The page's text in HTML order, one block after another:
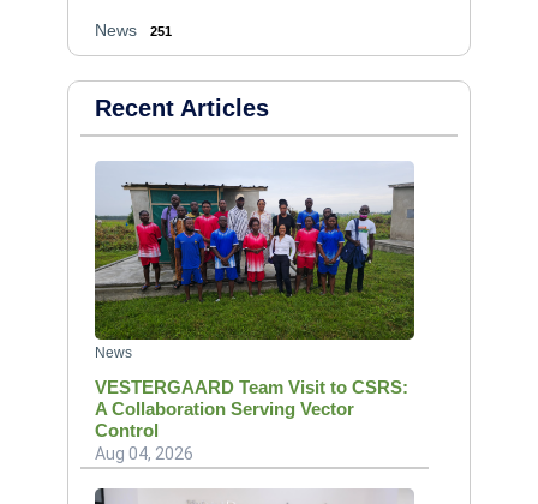
News 251
Recent Articles
News
VESTERGAARD Team Visit to CSRS:
A Collaboration Serving Vector
Control
Aug 04, 2026